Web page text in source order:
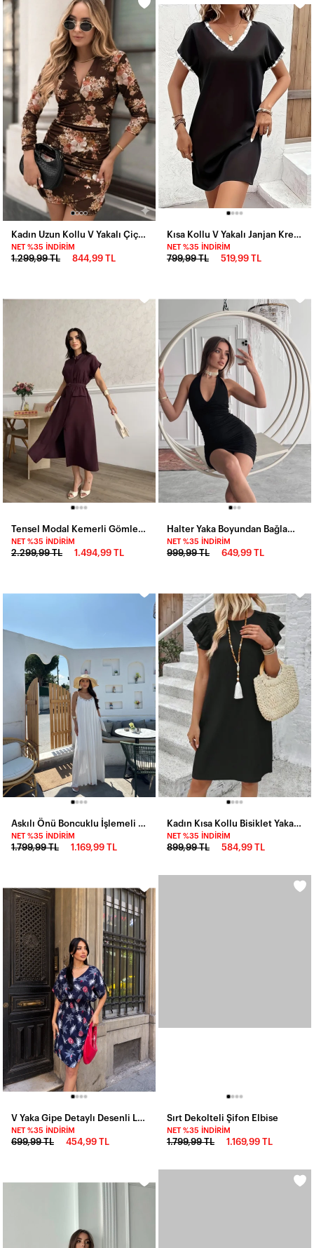
NET %35 İNDIRIM
1.299,99 TL 844,99 TL
NET %35 İNDIRIM
799,99 TL 519,99 TL
NET %35 İNDIRIM
2.299,99 TL 1.494,99 TL
NET %35 İNDIRIM
999,99 TL 649,99 TL
NET %35 İNDIRIM
1.799,99 TL 1.169,99 TL
NET %35 İNDIRIM
899,99 TL 584,99 TL
NET %35 İNDIRIM
699,99 TL 454,99 TL
Sırt Dekolteli Şifon Elbise
NET %35 İNDIRIM
1.799,99 TL 1.169,99 TL